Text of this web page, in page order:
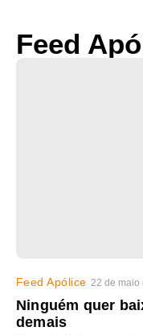
Feed
Feed Apólice 22 de maio
Ninguém quer
demais